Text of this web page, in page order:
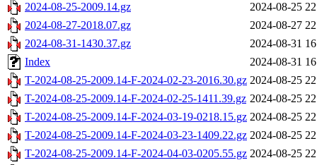
2024-08-25-2009.14.gz
2024-08-25
2024-08-27-2018.07.gz
2024-08-27
2024-08-31-1430.37.gz
2024-08-31
Index
2024-08-31
T-2024-08-25-2009.14-F-2024-02-23-2016.30.gz 2024-08-25
T-2024-08-25-2009.14-F-2024-02-25-1411.39.gz 2024-08-25
T-2024-08-25-2009.14-F-2024-03-19-0218.15.gz 2024-08-25
T-2024-08-25-2009.14-F-2024-03-23-1409.22.gz 2024-08-25
T-2024-08-25-2009.14-F-2024-04-03-0205.55.gz 2024-08-25